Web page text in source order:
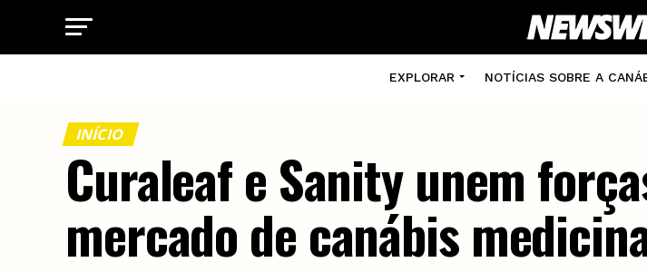
EXPLORAR NOTÍCIAS SOBRE A
INÍCIO
Curaleaf e Sanity unem
mercado de canábis